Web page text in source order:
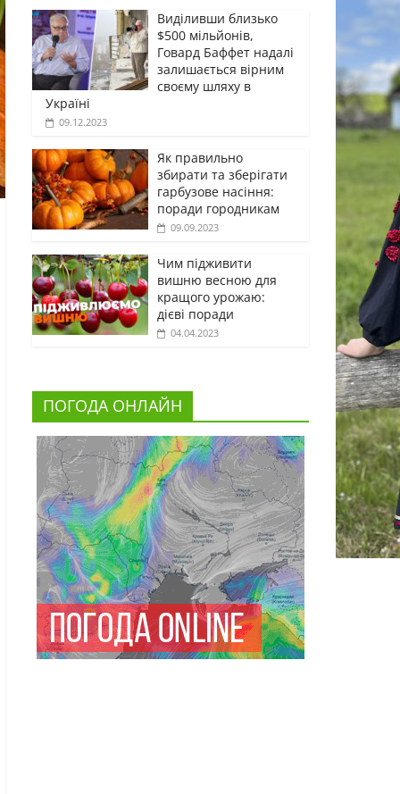
Виділивши близько
$500 мільйонів,
Говард Баффет надалі
залишається вірним
своєму шляху в
Україні
09.12.2023
Як правильно
збирати та зберігати
гарбузове насіння:
поради городникам
09.09.2023
Чим підживити
вишню весною для
кращого урожаю:
дієві поради
04.04.2023
ПОГОДА ОНЛАЙН